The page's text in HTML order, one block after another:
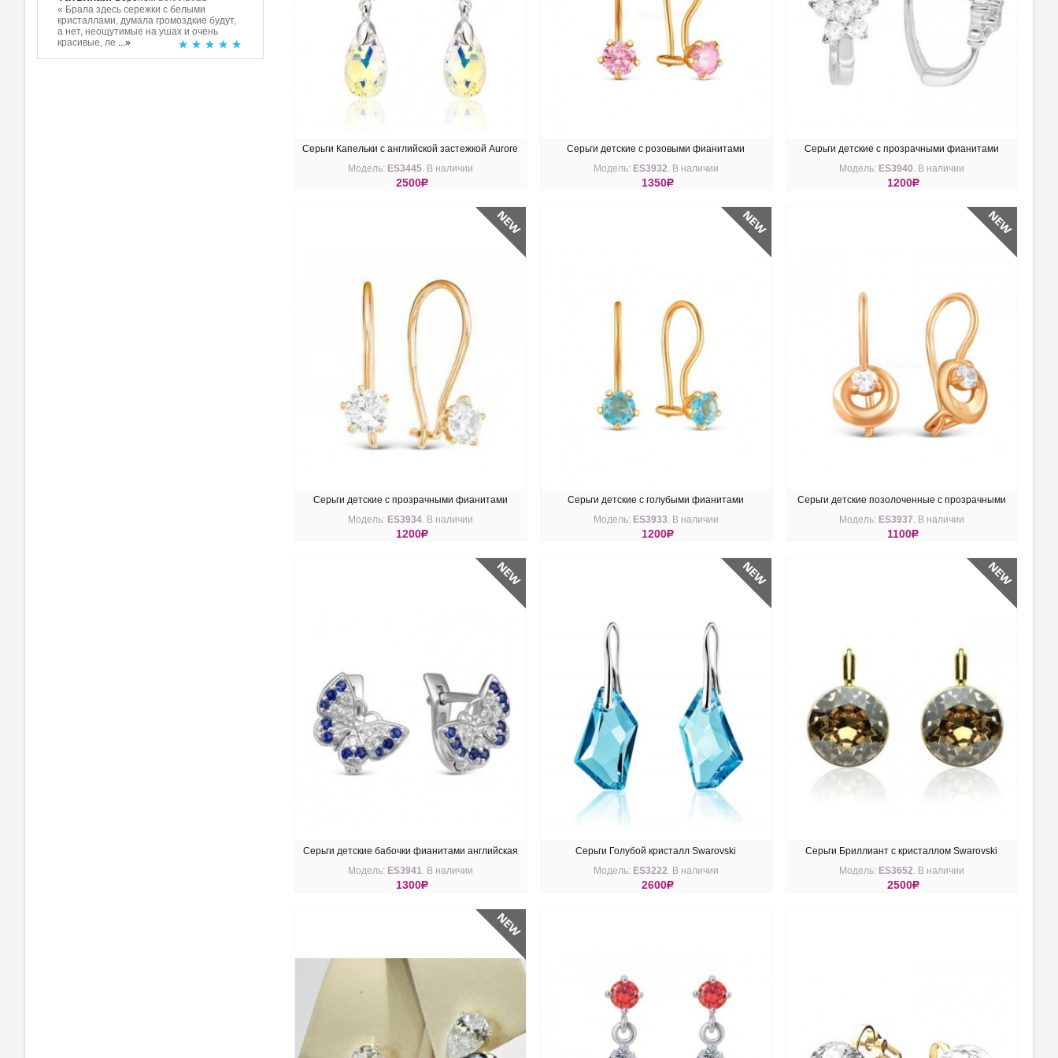
« Брала здесь сережки с белыми
кристаллами, думала громоздкие будут,
а нет, неощутимые на ушах и очень
красивые, ле ...»
Серьги Капельки с английской застежкой Aurore
Boreale
Модель: ES3445. В наличии
2500R
Серьги детские с розовыми фианитами
Модель: ES3932. В наличии
1350R
Серьги детские с прозрачными фианитами
английская застежка
Модель: ES3940. В наличии
1200R
Серьги детские с прозрачными фианитами
Модель: ES3934. В наличии
1200R
Серьги детские с голубыми фианитами
Модель: ES3933. В наличии
1200R
Серьги детские позолоченные с прозрачными
фианитами
Модель: ES3937. В наличии
1100R
Серьги детские бабочки фианитами английская
застежка
Модель: ES3941. В наличии
1300R
Серьги Голубой кристалл Swarovski
Модель: ES3222. В наличии
2600R
Серьги Бриллиант с кристаллом Swarovski
шампань
Модель: ES3652. В наличии
2500R